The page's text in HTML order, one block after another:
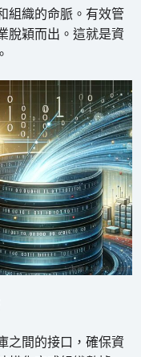
組織的命脈。有效管
脫穎而出。這就是資
之間的接口，確保資